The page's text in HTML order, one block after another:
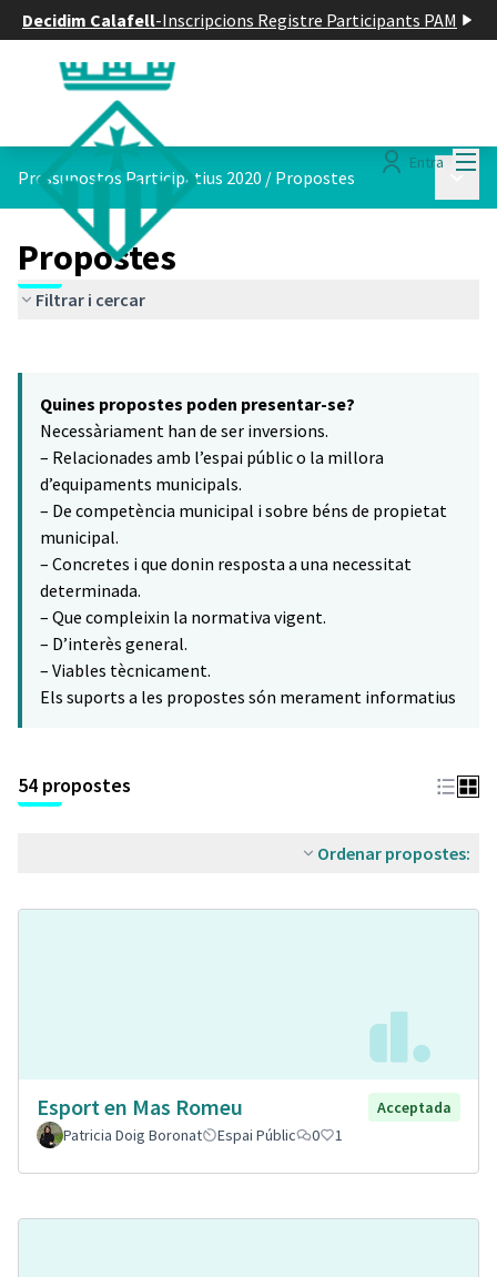
Decidim Calafell-Inscripcions Registre Participants PAM
Entra
Pressupostos Participatius 2020 / Propostes
Propostes
Filtrar i cercar
−
Quines propostes poden presentar-se?
Necessàriament han de ser inversions.
– Relacionades amb l’espai públic o la millora
d’equipaments municipals.
– De competència municipal i sobre béns de propietat
municipal.
– Concretes i que donin resposta a una necessitat
determinada.
– Que compleixin la normativa vigent.
– D’interès general.
– Viables tècnicament.
Els suports a les propostes són merament informatius
54 propostes
Ordenar propostes:
Esport en Mas Romeu
Acceptada
Patricia Doig Boronat
Espai Públic 0 1